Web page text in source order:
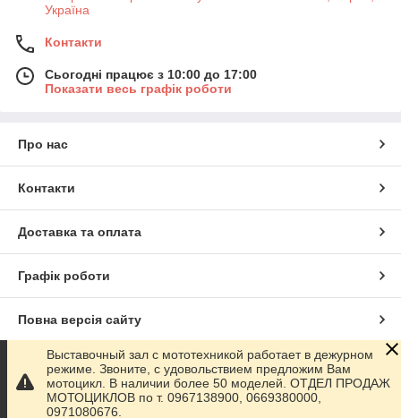
Україна
Контакти
Сьогодні працює з 10:00 до 17:00
Показати весь графік роботи
Про нас
Контакти
Доставка та оплата
Графік роботи
Повна версія сайту
Сайт створено на маркетплейсіProm.ua
Політика конфіденційності
Выставочный зал с мототехникой работает в дежурном
режиме. Звоните, с удовольствием предложим Вам
мотоцикл. В наличии более 50 моделей. ОТДЕЛ ПРОДАЖ
МОТОЦИКЛОВ по т. 0967138900, 0669380000,
0971080676.